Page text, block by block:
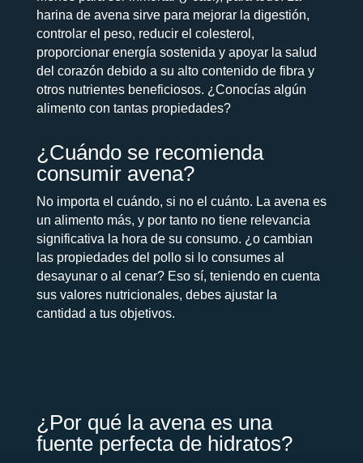
harina de avena sirve para mejorar la digestión,
controlar el peso, reducir el colesterol,
proporcionar energía sostenida y apoyar la salud
del corazón debido a su alto contenido de fibra y
otros nutrientes beneficiosos. ¿Conocías algún
alimento con tantas propiedades?
¿Cuándo se recomienda
consumir avena?
No importa el cuándo, si no el cuánto. La avena es
un alimento más, y por tanto no tiene relevancia
significativa la hora de su consumo. ¿o cambian
las propiedades del pollo si lo consumes al
desayunar o al cenar? Eso sí, teniendo en cuenta
sus valores nutricionales, debes ajustar la
cantidad a tus objetivos.
¿Por qué la avena es una
fuente perfecta de hidratos?